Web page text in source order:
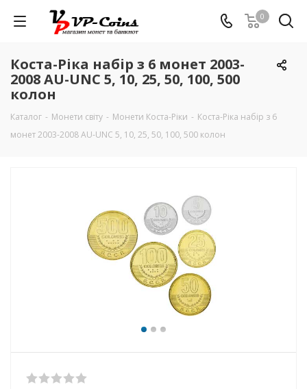
0
Коста-Ріка набір з 6 монет 2003-
2008 AU-UNC 5, 10, 25, 50, 100, 500
колон
Каталог - Монети світу - Монети Коста-Ріки - Коста-Ріка набір з 6
монет 2003-2008 AU-UNC 5, 10, 25, 50, 100, 500 колон